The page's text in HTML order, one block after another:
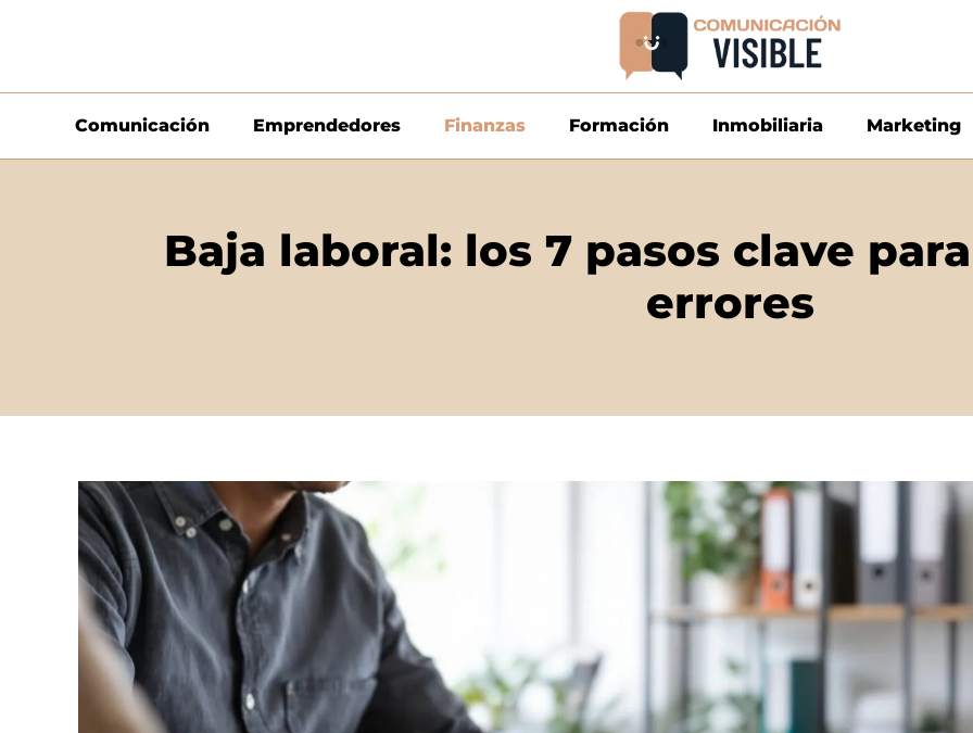
Comunicación Emprendedores Finanzas Formación Inmobiliaria Marketing
Baja laboral: los 7 pasos clave
errores